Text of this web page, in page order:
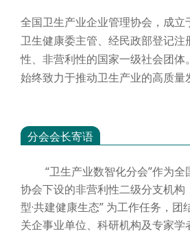
全国卫生产业企业管理协会，成立
卫生健康委主管、经民政部登记注
性、非营利性的国家一级社会团体
始终致力于推动卫生产业的高质量
分会会长寄语
“卫生产业数智化分会”作为全
协会下设的非营利性二级分支机构
型·共建健康生态” 为工作任务，团
关企事业单位、科研机构及专家学